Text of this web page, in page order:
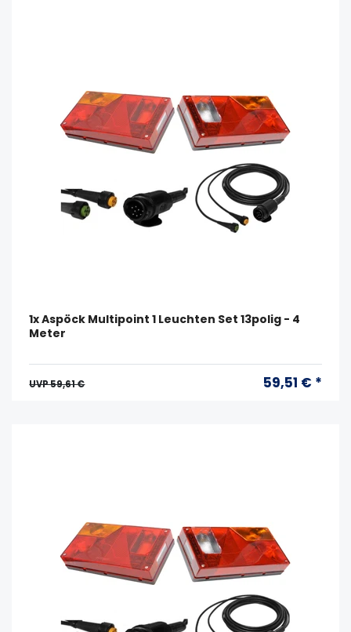
1x Aspöck Multipoint 1 Leuchten Set 13polig - 4
Meter
UVP 59,61 € 59,51 € *